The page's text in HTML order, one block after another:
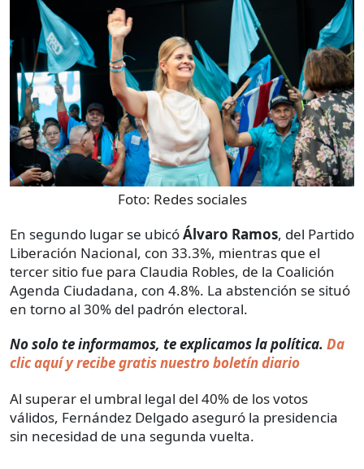
Foto: Redes sociales
En segundo lugar se ubicóÁlvaro Ramos, del Partido
Liberación Nacional, con 33.3%, mientras que el
tercer sitio fue para Claudia Robles, de la Coalición
Agenda Ciudadana, con 4.8%. La abstención se situó
en torno al 30% del padrón electoral.
No solo te informamos, te explicamos la política. Da
clic aquí y recibe gratis nuestro boletín diario
Al superar el umbral legal del 40% de los votos
válidos, Fernández Delgado aseguró la presidencia
sin necesidad de una segunda vuelta.